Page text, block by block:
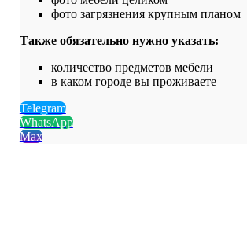
фото загрязнения крупным планом
Также обязательно нужно указать:
количество предметов мебели
в каком городе вы проживаете
Telegram
WhatsApp
Max